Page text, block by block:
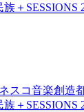
＋SESSIONS
スコ音楽創造
＋SESSIONS